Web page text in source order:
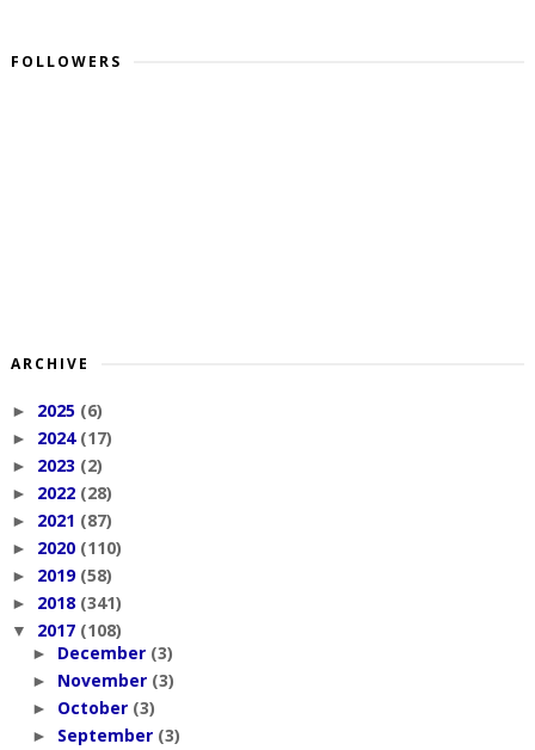
FOLLOWERS
ARCHIVE
► 2025 (6)
► 2024 (17)
► 2023 (2)
► 2022 (28)
► 2021 (87)
► 2020 (110)
► 2019 (58)
► 2018 (341)
▼ 2017 (108)
► December (3)
► November (3)
► October (3)
► September (3)